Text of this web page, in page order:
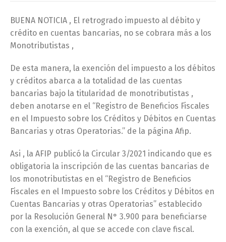
BUENA NOTICIA , El retrogrado impuesto al débito y
crédito en cuentas bancarias, no se cobrara más a los
Monotributistas ,
De esta manera, la exención del impuesto a los débitos
y créditos abarca a la totalidad de las cuentas
bancarias bajo la titularidad de monotributistas ,
deben anotarse en el “Registro de Beneficios Fiscales
en el Impuesto sobre los Créditos y Débitos en Cuentas
Bancarias y otras Operatorias.” de la página Afip.
Asi , la AFIP publicó la Circular 3/2021 indicando que es
obligatoria la inscripción de las cuentas bancarias de
los monotributistas en el “Registro de Beneficios
Fiscales en el Impuesto sobre los Créditos y Débitos en
Cuentas Bancarias y otras Operatorias” establecido
por la Resolución General N° 3.900 para beneficiarse
con la exención, al que se accede con clave fiscal.